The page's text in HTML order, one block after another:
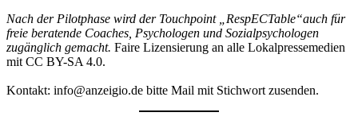
Nach der Pilotphase wird der Touchpoint „RespECTable“auch für
freie beratende Coaches, Psychologen und Sozialpsychologen
zugänglich gemacht. Faire Lizensierung an alle Lokalpressemedien
mit CC BY-SA 4.0.
Kontakt: info@anzeigio.de bitte Mail mit Stichwort zusenden.